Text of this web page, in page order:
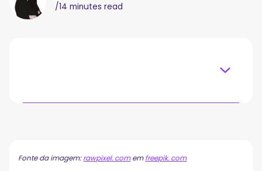
/14 minutes read
Por que o coaching de vendas é importante?
Fonte da imagem:rawpixel. comemfreepik. com